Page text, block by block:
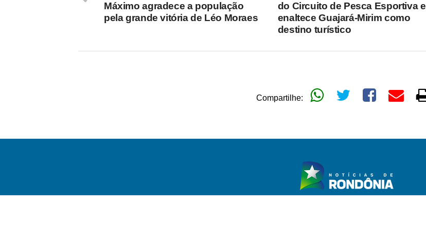
do Circuito de Pesca Esportiva e
enaltece Guajará-Mirim como
destino turístico
Máximo agradece a população
pela grande vitória de Léo Moraes
Compartilhe: